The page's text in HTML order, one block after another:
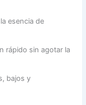
esencia de
rápido sin agotar la
bajos y